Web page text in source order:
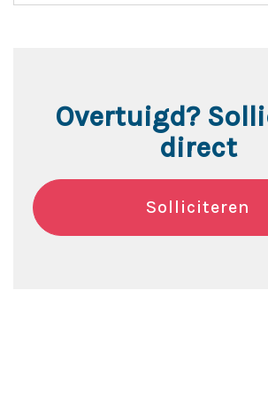
Overtuigd?
direct
Solliciteren